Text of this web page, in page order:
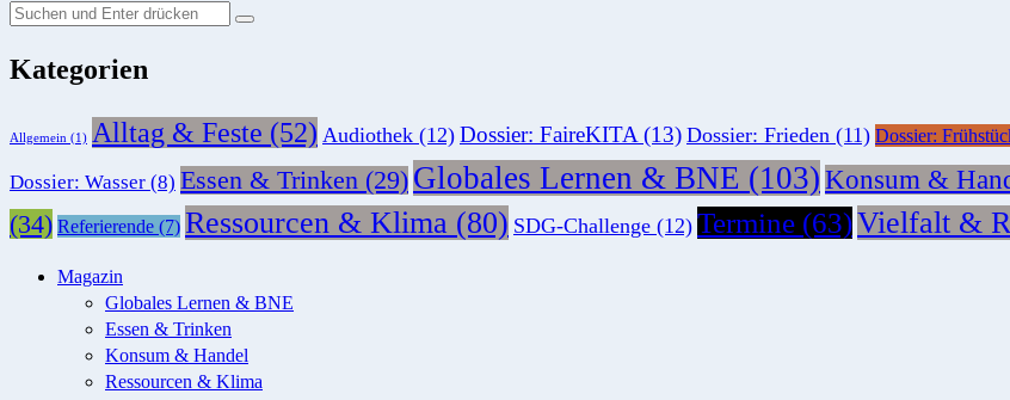
Suchen
nach:
Suche
Kategorien
Allgemein (1) Alltag & Feste (52) Audiothek (12) Dossier: FaireKITA (13) Dossier: Frieden (11) Dossier:
Dossier: Wasser (8) Essen & Trinken (29) Globales Lernen & BNE (103) Konsum &
(34) Referierende (7) Ressourcen & Klima (80) SDG-Challenge (12) Termine (63)Vielfalt &
Magazin
Globales Lernen & BNE
Essen & Trinken
Konsum & Handel
Ressourcen & Klima